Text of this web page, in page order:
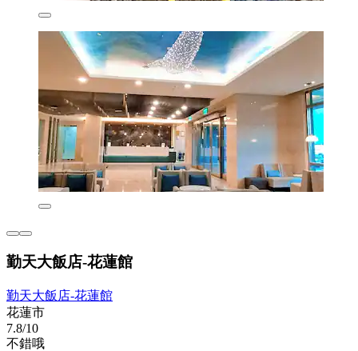
勤天大飯店-花蓮館
勤天大飯店-花蓮館
花蓮市
7.8/10
不錯哦